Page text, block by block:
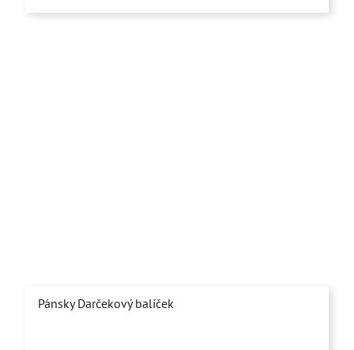
Pánsky Darčekový balíček